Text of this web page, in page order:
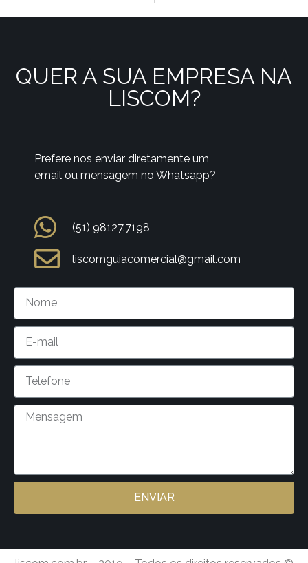
QUER A SUA EMPRESA NA
LISCOM?
Prefere nos enviar diretamente um
email ou mensagem no Whatsapp?
(51) 98127.7198
liscomguiacomercial@gmail.com
ENVIAR